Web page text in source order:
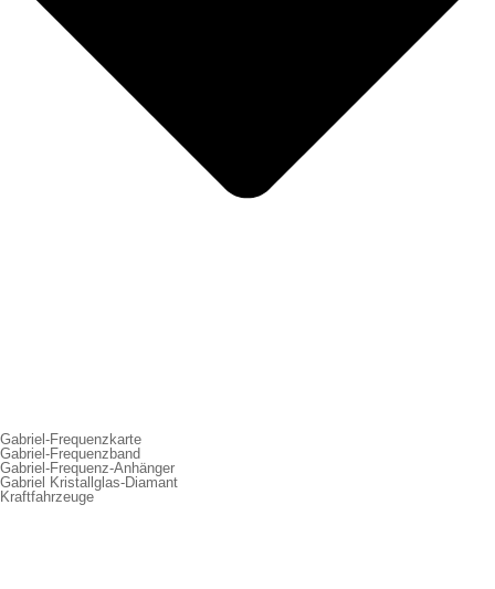
Gabriel-Frequenzkarte
Gabriel-Frequenzband
Gabriel-Frequenz-Anhänger
Gabriel Kristallglas-Diamant
Kraftfahrzeuge